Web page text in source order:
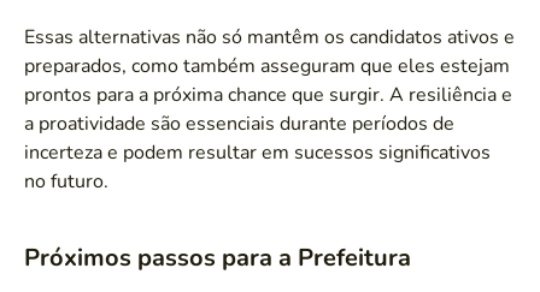
Essas alternativas não só mantêm os candidatos ativos e
preparados, como também asseguram que eles estejam
prontos para a próxima chance que surgir. A resiliência e
a proatividade são essenciais durante períodos de
incerteza e podem resultar em sucessos significativos
no futuro.
Próximos passos para a Prefeitura